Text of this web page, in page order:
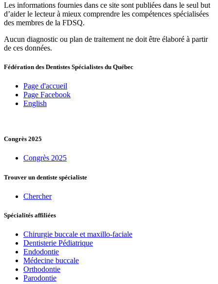
Les informations fournies dans ce site sont publiées dans le seul but
d’aider le lecteur à mieux comprendre les compétences spécialisées
des membres de la FDSQ.
Aucun diagnostic ou plan de traitement ne doit être élaboré à partir
de ces données.
Fédération des Dentistes Spécialistes du Québec
Page d'accueil
Page Facebook
English
Congrès 2025
Congrès 2025
Trouver un dentiste spécialiste
Chercher
Spécialités affiliées
Chirurgie buccale et maxillo-faciale
Dentisterie Pédiatrique
Endodontie
Médecine buccale
Orthodontie
Parodontie